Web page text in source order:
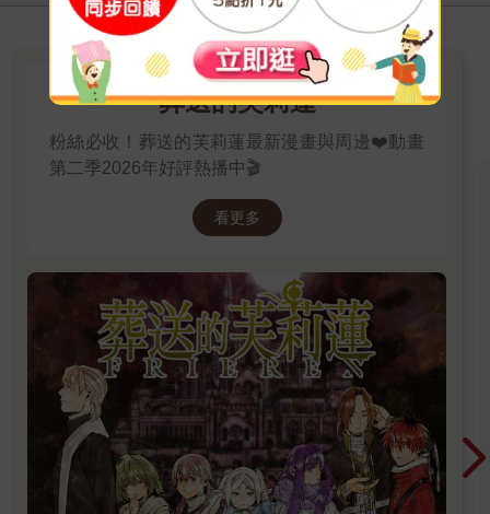
葬送的芙莉蓮
粉絲必收！葬送的芙莉蓮最新漫畫與周邊❤️動畫
第二季2026年好評熱播中🎬
看更多